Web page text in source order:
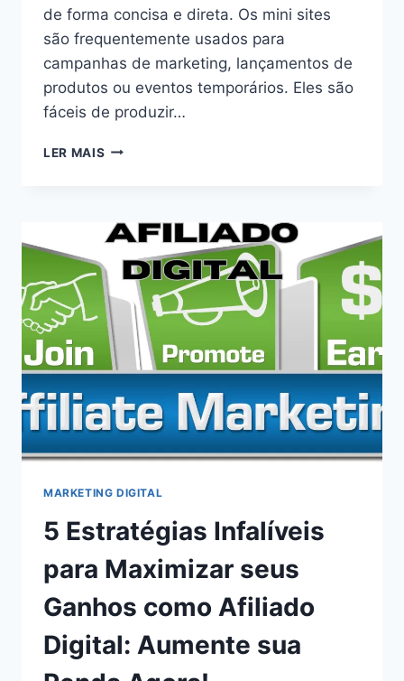
de forma concisa e direta. Os mini sites
são frequentemente usados para
campanhas de marketing, lançamentos de
produtos ou eventos temporários. Eles são
fáceis de produzir…
LER MAIS MINI
MARKETING DIGITAL
5 Estratégias Infalíveis
para Maximizar seus
Ganhos como Afiliado
Digital: Aumente sua